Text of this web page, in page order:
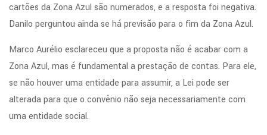
cartões da Zona Azul são numerados, e a resposta foi negativa.
Danilo perguntou ainda se há previsão para o fim da Zona Azul.
Marco Aurélio esclareceu que a proposta não é acabar com a
Zona Azul, mas é fundamental a prestação de contas. Para ele,
se não houver uma entidade para assumir, a Lei pode ser
alterada para que o convênio não seja necessariamente com
uma entidade social.